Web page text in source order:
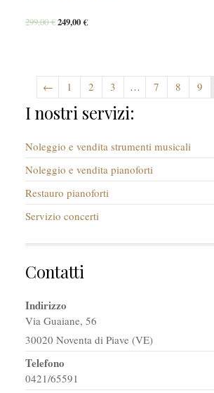
299,00€249,00€
← 1 2 3 … 7 8 9
I nostri servizi:
Noleggio e vendita strumenti musicali
Noleggio e vendita pianoforti
Restauro pianoforti
Servizio concerti
Contatti
Indirizzo
Via Guaiane, 56
30020 Noventa di Piave (VE)
Telefono
0421/65591